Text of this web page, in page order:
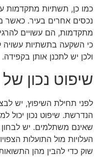
כמו כן, תשתיות מתקדמות
נכסים אחרים בעיר. כאשר
מתקדמות, הם עשויים
כי השקעה בתשתיות עשויה
ולכן יש לתכנן אותן בקפידה.
שיפוט נכון
לפני תחילת השיפוץ, יש
הנדרשת. שיפוט נכון יכול
שאינם משתלמים. יש
העלויות מול התועלות
שוק כדי להבין מהן